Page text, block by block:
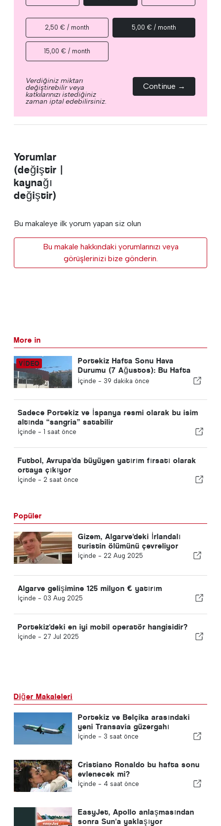
2,50 € / month 5,00 € / month
15,00 € / month
Verdiğiniz miktarı
değiştirebilir veya
katkılarınızı istediğiniz
zaman iptal edebilirsiniz.
Continue →
Yorumlar
(değiştir |
kaynağı
değiştir)
Bu makaleye ilk yorum yapan siz olun
Bu makale hakkındaki yorumlarınızı veya
görüşlerinizi bize gönderin.
More in
Portekiz Hafta Sonu Hava
Durumu (7 Ağustos): Bu Hafta
Sonu Portekiz'de Ne Beklenmeli
İçinde - 39 dakika önce
Sadece Portekiz ve İspanya resmi olarak bu isim
altında “sangria” satabilir
İçinde - 1 saat önce
Futbol, Avrupa'da büyüyen yatırım fırsatı olarak
ortaya çıkıyor
İçinde - 2 saat önce
Popüler
Gizem, Algarve'deki İrlandalı
turistin ölümünü çevreliyor
İçinde - 22 Aug 2025
Algarve gelişimine 125 milyon € yatırım
İçinde - 03 Aug 2025
Portekiz'deki en iyi mobil operatör hangisidir?
İçinde - 27 Jul 2025
Diğer Makaleleri
Portekiz ve Belçika arasındaki
yeni Transavia güzergahı
İçinde - 3 saat önce
Cristiano Ronaldo bu hafta sonu
evlenecek mi?
İçinde - 4 saat önce
EasyJet, Apollo anlaşmasından
sonra Sun'a yaklaşıyor